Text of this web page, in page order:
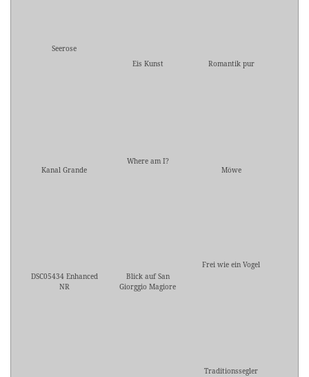
Seerose
Eis Kunst
Romantik pur
Kanal Grande
Where am I?
Möwe
DSC05434 Enhanced
NR
Blick auf San
Giorggio Magiore
Frei wie ein Vogel
Traditionssegler